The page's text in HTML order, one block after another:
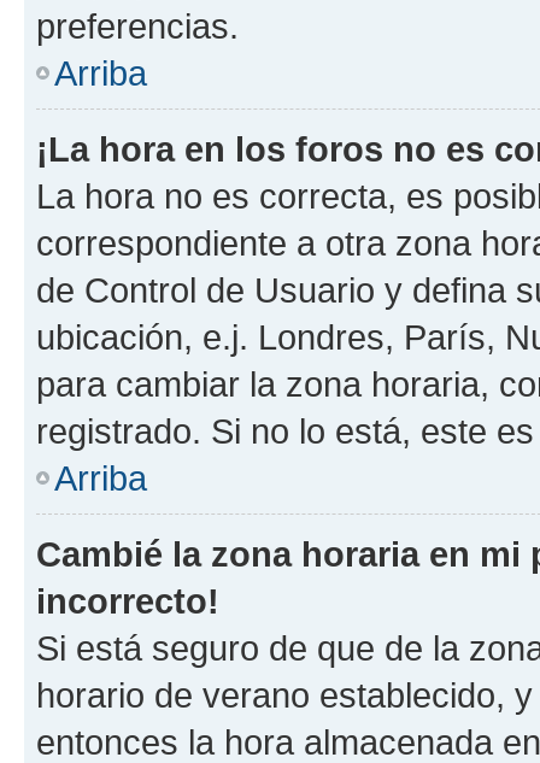
preferencias.
Arriba
¡La hora en los foros no es
La hora no es correcta, es
correspondiente a otra zona
de Control de Usuario y defina
ubicación, e.j. Londres, París,
para cambiar la zona horaria,
registrado. Si no lo está, este
Arriba
Cambié la zona horaria en
incorrecto!
Si está seguro de que de la
horario de verano establecido,
entonces la hora almacenada